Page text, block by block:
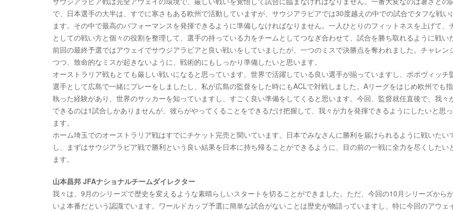
で、日本選手の大半は、すでに寒さもある欧州で活動していますが、サウジアラビアでは30度越えの中での試合でタフな戦い
ます。その中で最高のパフォーマンスを発揮できるように準備しなければなりません。一人ひとりのフィットネスを上げて、
としての戦い方と個々の役割を整理して、選手の持っている力をチームとしてつなぎ合わせて、試合を勝ち取れるように戦い
前回の最終予選ではアウェイでサウジアラビアと良い戦いをしていましたが、一つのミスで決勝点を奪われました。チャレン
つつ、致命的なミスが起きないように、戦術的にもしっかり準備したいと思います。
オーストラリア戦もとても厳しい戦いになると思っています。世界で活躍している良い選手が揃っていますし、ポポヴィッチ
選手として広島で一緒にプレーをしましたし、私が広島の監督をした時にもACLで対戦しました。Aリーグをはじめ欧州でも
執った経験があり、世界のサッカーを知っていますし、すごく良い準備をしてくると思います。今回、監督就任直後で、我々
できるのは1試合しかありませんが、彼らがやってくることをできるだけ把握して、我々が力を発揮できるようにしたいと思
ます。
ホーム埼玉でのオーストラリア戦はすでにチケット完売と聞いています。日本でみなさんに勝利を届けられるように戦いたい
し、まずはサウジアラビア戦で勝利という良い結果を日本に持ち帰ることができるように、目の前の一戦に全力を尽くしたい
ます。
山本昌邦 JFAナショナルチームダイレクター
我々は、9月のシリーズで歴史を変えるような素晴らしいスタートを切ることができました。ただ、今回の10月シリーズから
いよ本番だという認識でいます。ワールドカップ予選に簡単な試合がないことは歴史が物語っていますし、特に今回のアウェ